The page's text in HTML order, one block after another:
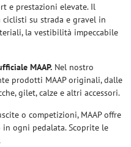
e prestazioni elevate. Il
su strada e gravel in
la vestibilità impeccabile
MAAP. Nel nostro
prodotti MAAP originali, dalle
gilet, calze e altri accessori.
o competizioni, MAAP offre
ogni pedalata. Scoprite le